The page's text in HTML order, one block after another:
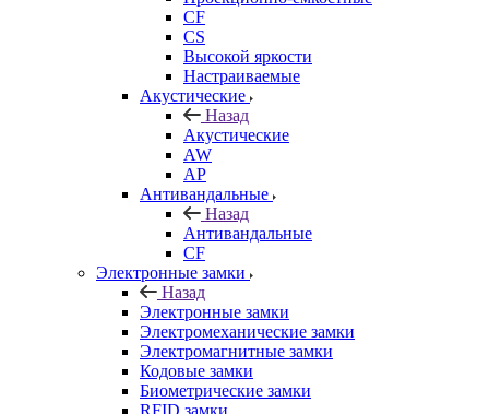
CF
CS
Высокой яркости
Настраиваемые
Акустические
Назад
Акустические
AW
AP
Антивандальные
Назад
Антивандальные
CF
Электронные замки
Назад
Электронные замки
Электромеханические замки
Электромагнитные замки
Кодовые замки
Биометрические замки
RFID замки